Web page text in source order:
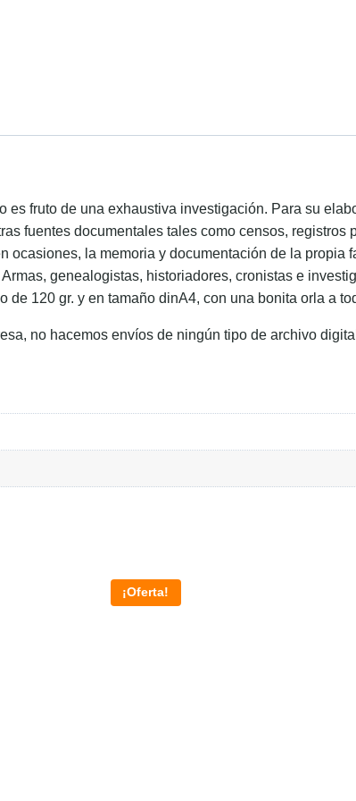
fruto de una exhaustiva investigación. Para su
fuentes documentales tales como censos,
ocasiones, la memoria y documentación de la propia
genealogistas, historiadores, cronistas e
120 gr. y en tamaño dinA4, con una bonita orla a
no hacemos envíos de ningún tipo de archivo
¡Oferta!